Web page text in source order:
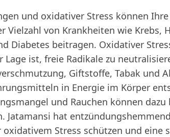
und oxidativer Stress können
Vielzahl von Krankheiten wie Krebs,
Diabetes beitragen. Oxidativer
Lage ist, freie Radikale zu
Giftstoffe, Tabak und
in Energie im Körper
und Rauchen können
Jatamansi hat
oxidativem Stress schützen und eine